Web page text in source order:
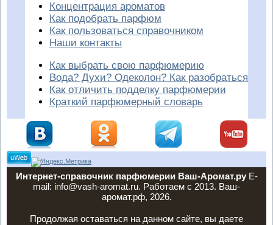
Концентрация ароматов
Как подобрать парфюм
Как пользоваться справочником
Наши контакты
Как выбрать свою парфюмерию
Вода? Духи? Одеколон? Как разобраться
Как отличить подделку парфюмерии
Краткий парфюмерный словарь
Интернет-справочник парфюмерии Ваш-Аромат.руE-
mail: info@vash-aromat.ru. Работаем с 2013. Ваш-
аромат.рф, 2026.
Продолжая оставаться на данном сайте, вы даете